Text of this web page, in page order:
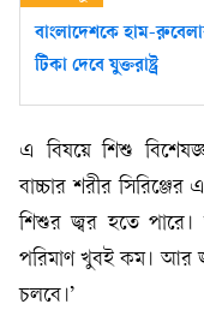
বাংলাদেশকে হাম-
টিকা দেবে যুক্তরাষ্ট্র
এ বিষয়ে শিশু
বাচ্চার শরীর
শিশুর জ্বর হতে পারে।
পরিমাণ খুবই কম। আর
চলবে।’